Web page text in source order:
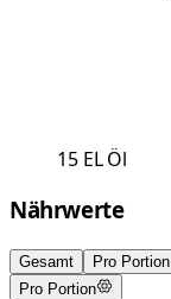
15 EL Öl
Nährwerte
Gesamt
Pro Portion
Pro Portion